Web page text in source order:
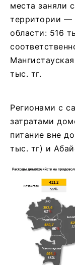
места заняли
территории —
области: 516
тыс. тг.
Регионами с
затратами
питание вне
тыс. тг) и